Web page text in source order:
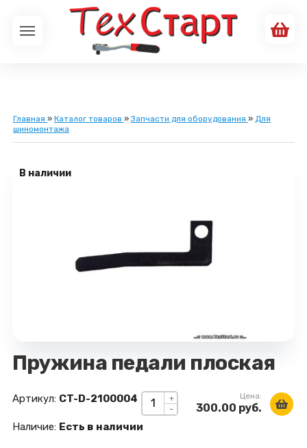
Главная » Каталог товаров »Запчасти для оборудования » Для
шиномонтажа
В наличии
Пружина педали плоская
+
-
Цена:
300.00 руб.
Артикул: CT-D-2100004
Наличие: Есть в наличии